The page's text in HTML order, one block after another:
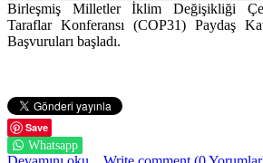
Birleşmiş Milletler İklim Değişikliği
Taraflar Konferansı (COP31) Paydaş
Başvuruları başladı.
Save
Whatsapp